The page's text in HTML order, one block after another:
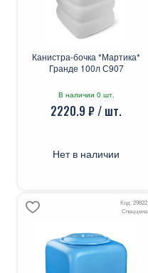
Канистра-бочка *Мартика*
Гранде 100л С907
В наличии 0 шт.
2220.9 ₽ / шт.
Нет в наличии
Код: 29822
Спеццена